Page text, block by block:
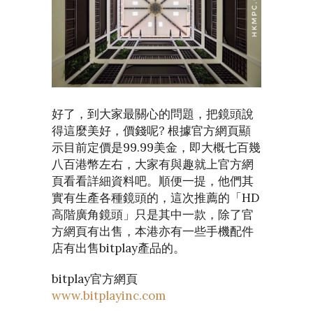
好了，到大家最關心的問題，把鏡頭說
得這麼美好，價錢呢? 根據官方網頁顯
示目前定價是99.99美金，即大概七百幾
八百港幣左右，大家有與趣就上官方網
頁看看詳細資料吧。順便一提，他們其
實有生產各種鏡頭的，這次推薦的「HD
高階廣角鏡頭」只是其中一款，除了官
方網頁有出售，本港亦有一些手機配件
店有出售bitplay產品的。
bitplay官方網頁
www.bitplayinc.com